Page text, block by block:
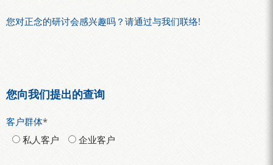
您对正念的研讨会感兴趣吗？请通过与我们联络!
您向我们提出的查询
客户群体*
私人客户
企业客户